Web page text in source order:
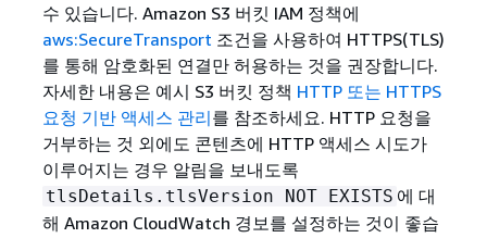
수 있습니다. Amazon S3 버킷 IAM 정책에
aws:SecureTransport 조건을 사용하여 HTTPS(TLS)
를 통해 암호화된 연결만 허용하는 것을 권장합니다.
자세한 내용은 예시 S3 버킷 정책 HTTP 또는 HTTPS
요청 기반 액세스 관리를 참조하세요. HTTP 요청을
거부하는 것 외에도 콘텐츠에 HTTP 액세스 시도가
이루어지는 경우 알림을 보내도록
tlsDetails.tlsVersion NOT EXISTS 에 대
해 Amazon CloudWatch 경보를 설정하는 것이 좋습